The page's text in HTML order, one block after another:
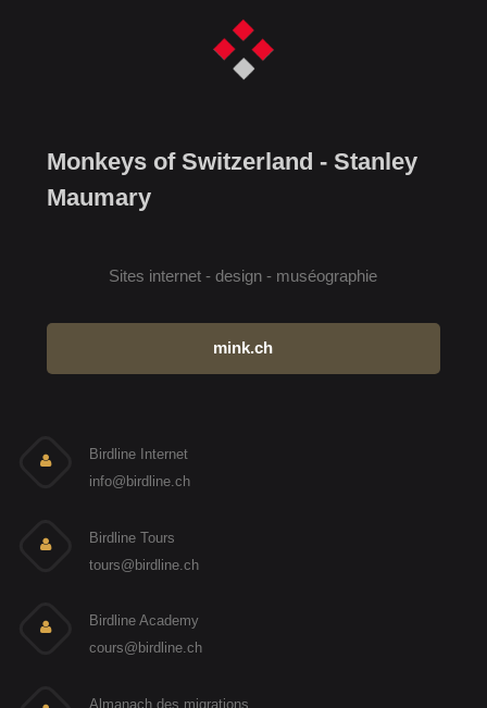
Monkeys of Switzerland - Stanley
Maumary
Sites internet - design - muséographie
mink.ch
Birdline Internet
info@birdline.ch
Birdline Tours
tours@birdline.ch
Birdline Academy
cours@birdline.ch
Almanach des migrations